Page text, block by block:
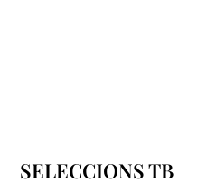
SELECCIONS TB